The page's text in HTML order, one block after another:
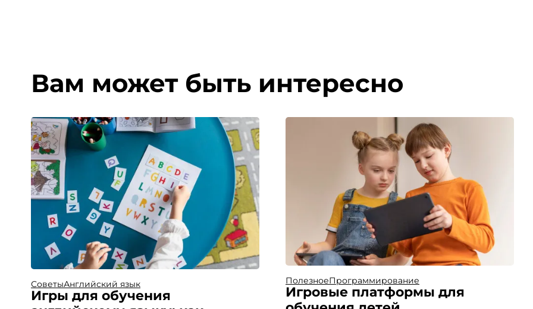
Вам может быть интересно
СоветыАнглийский язык
Игры для обучения
ПолезноеПрограммирование
Игровые платформы для